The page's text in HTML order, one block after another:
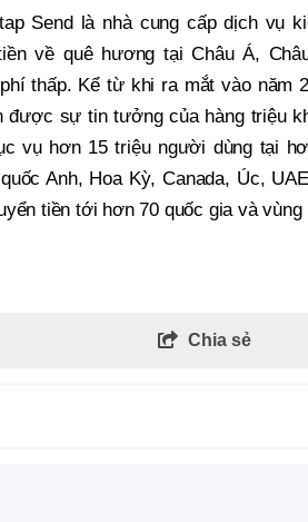
Send là nhà cung cấp dịch vụ
về quê hương tại Châu Á,
thấp. Kể từ khi ra mắt vào năm
được sự tin tưởng của hàng triệu
vụ hơn 15 triệu người dùng tại
Anh, Hoa Kỳ, Canada, Úc,
tiền tới hơn 70 quốc gia và vùng
Chia sẻ